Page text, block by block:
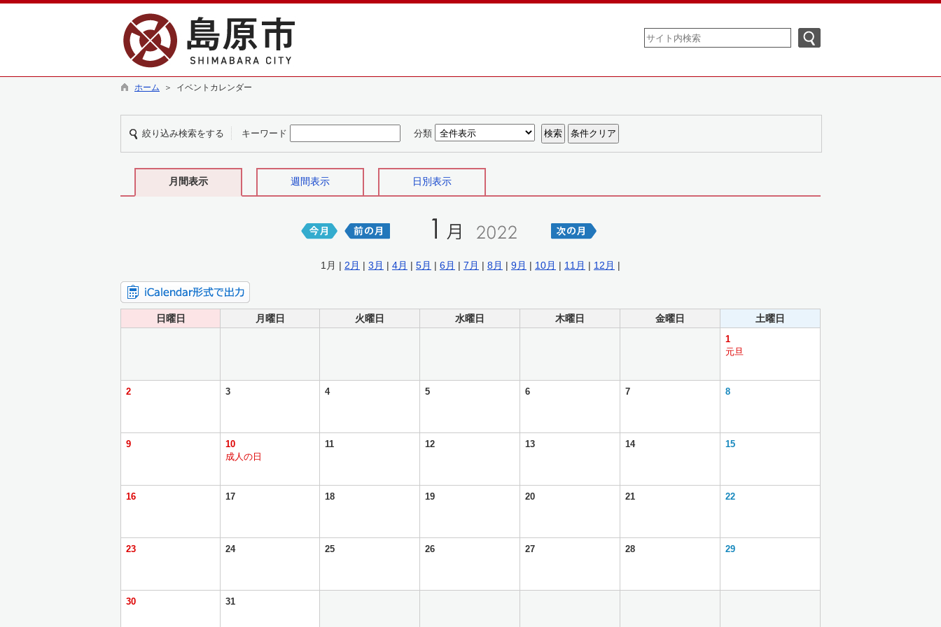
ホーム ＞ イベントカレンダー
絞り込み検索をする キーワード 分類
月間表示 週間表示 日別表示
1月 | 2月 | 3月 | 4月 | 5月 | 6月 | 7月 | 8月 | 9月 | 10月 | 11月 | 12月 |
日曜日 月曜日 火曜日 水曜日 木曜日 金曜日 土曜日
1
元旦
2 3 4 5 6 7 8
9
10
成人の日
11 12 13 14 15
16 17 18 19 20 21 22
23 24 25 26 27 28 29
30 31